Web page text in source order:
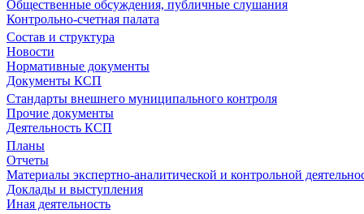
Общественные обсуждения, публичные слушания
Контрольно-счетная палата
Состав и структура
Новости
Нормативные документы
Документы КСП
Стандарты внешнего муниципального контроля
Прочие документы
Деятельность КСП
Планы
Отчеты
Материалы экспертно-аналитической и контрольной
Доклады и выступления
Иная деятельность